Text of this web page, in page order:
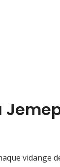
vidange